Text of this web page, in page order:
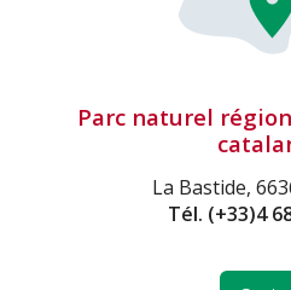
Parc naturel
La Bastide,
Tél. (+33)4